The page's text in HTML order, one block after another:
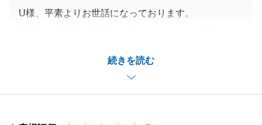
続きを読む
U様、平素よりお世話になっております。
本来であれば、お手続きが本格化するご契約後こそ、
より迅速で細やかなサポートを行い、安心してお任せ
いただくべきところ、私どもの配慮が至らず誠に申し